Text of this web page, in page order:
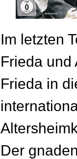
Im letzten
Frieda und
Frieda in
Der